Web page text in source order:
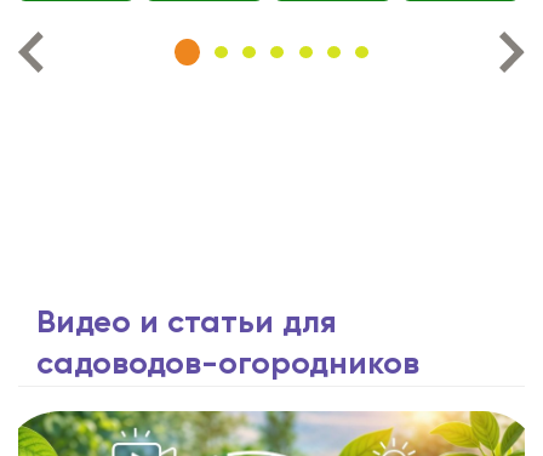
Видео и статьи для
садоводов-огородников